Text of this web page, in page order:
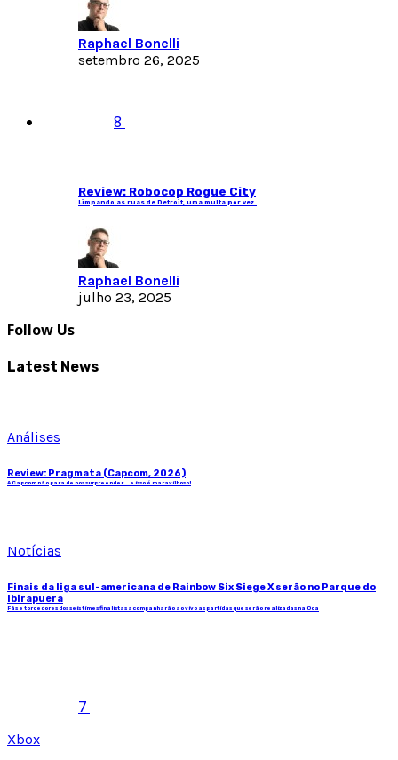
Raphael Bonelli
setembro 26, 2025
8
Review: Robocop Rogue City
Limpando as ruas de Detroit, uma multa por vez.
Raphael Bonelli
julho 23, 2025
Follow Us
Latest News
Análises
Review: Pragmata (Capcom, 2026)
A Capcom não para de nos surpreender... e isso é maravilhoso!
Notícias
Finais da liga sul-americana de Rainbow Six Siege X serão no Parque do
Ibirapuera
Fãs e torcedores dos seis times finalistas acompanharão ao vivo as partidas que serão realizadas na Oca
7
Xbox